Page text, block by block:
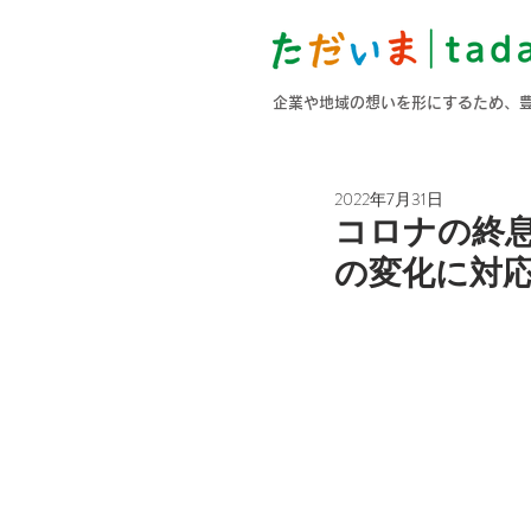
企業や地域の想いを形にするため、
コロナの終
の変化に対
2022年7月31日